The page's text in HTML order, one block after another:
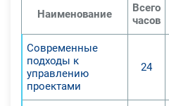
Наименование
Всего
часов
Современные
подходы к
управлению
проектами
24